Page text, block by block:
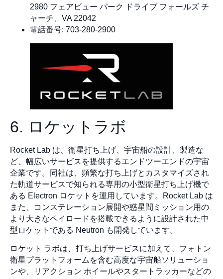
2980 フェアビュー パーク ドライブ フォールズ チ
ャーチ、VA 22042
電話番号: 703-280-2900
6. ロケットラボ
Rocket Lab は、衛星打ち上げ、宇宙船の設計、製造な
ど、幅広いサービスを提供するエンドツーエンドの宇宙
企業です。同社は、頻繁な打ち上げとカスタマイズされ
た軌道サービスで知られる専用の小型衛星打ち上げ機で
ある Electron ロケットを運用しています。Rocket Lab は
また、コンステレーション展開や惑星間ミッション用の
より大きなペイロードを搭載できるように設計された中
型ロケットである Neutron も開発しています。
ロケット ラボは、打ち上げサービスに加えて、フォトン
衛星プラットフォームを含む高度な宇宙船ソリューショ
ンや、リアクション ホイールやスタートラッカーなどの